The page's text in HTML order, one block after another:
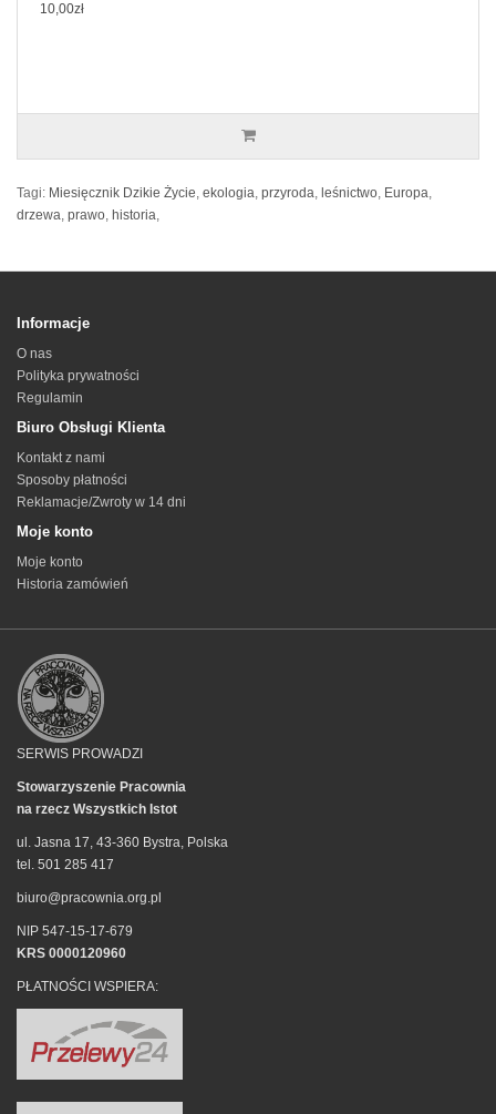
10,00zł
Tagi: Miesięcznik Dzikie Życie, ekologia, przyroda, leśnictwo, Europa,
drzewa, prawo, historia,
Informacje
O nas
Polityka prywatności
Regulamin
Biuro Obsługi Klienta
Kontakt z nami
Sposoby płatności
Reklamacje/Zwroty w 14 dni
Moje konto
Moje konto
Historia zamówień
SERWIS PROWADZI
Stowarzyszenie Pracownia
na rzecz Wszystkich Istot
ul. Jasna 17, 43-360 Bystra, Polska
tel. 501 285 417
biuro@pracownia.org.pl
NIP 547-15-17-679
KRS 0000120960
PŁATNOŚCI WSPIERA: